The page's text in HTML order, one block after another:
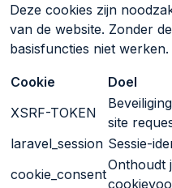
Deze cookies zijn
van de website. Zonder
basisfuncties niet werken.
Cookie Doel
XSRF-TOKEN
site
laravel_session Sessie-
cookie_consent
Onthoudt